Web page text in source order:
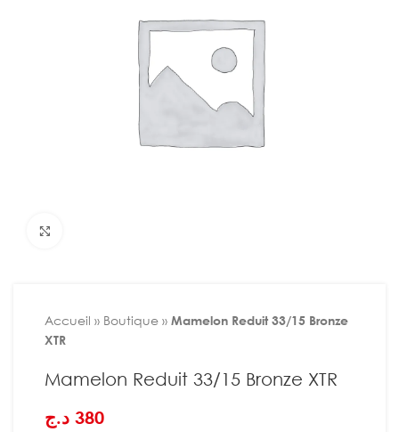
Accueil » Boutique » Mamelon Reduit 33/15 Bronze
XTR
Mamelon Reduit 33/15 Bronze XTR
380 د.ج